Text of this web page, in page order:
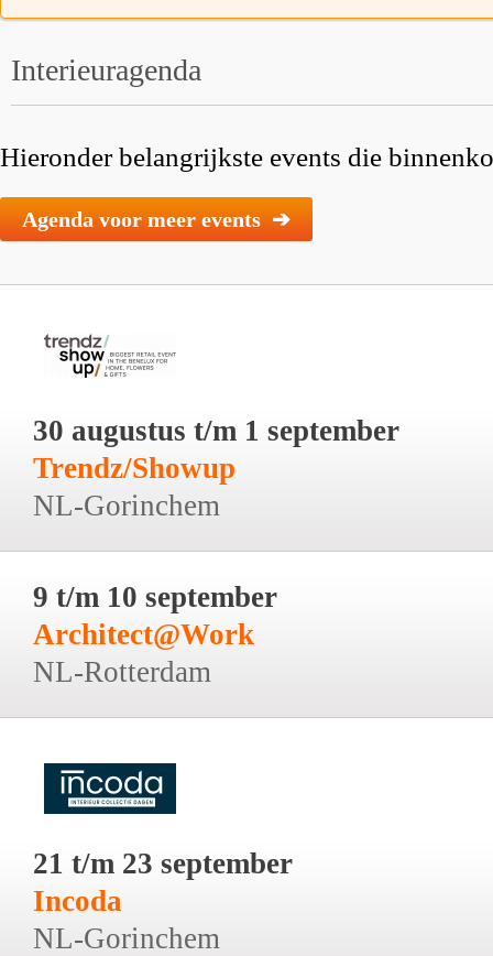
Interieuragenda
Hieronder belangrijkste events die
Agenda voor meer events ➔
30 augustus t/m 1 september
Trendz/Showup
NL-Gorinchem
9 t/m 10 september
Architect@Work
NL-Rotterdam
21 t/m 23 september
Incoda
NL-Gorinchem